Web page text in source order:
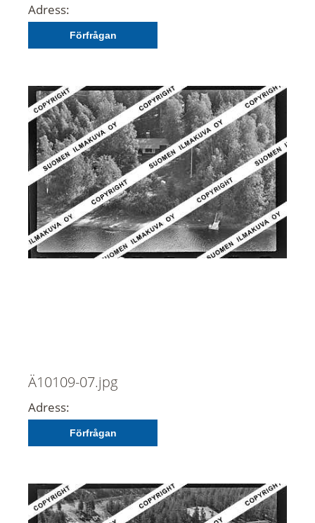
Adress:
Förfrågan
Ä10109-07.jpg
Adress:
Förfrågan